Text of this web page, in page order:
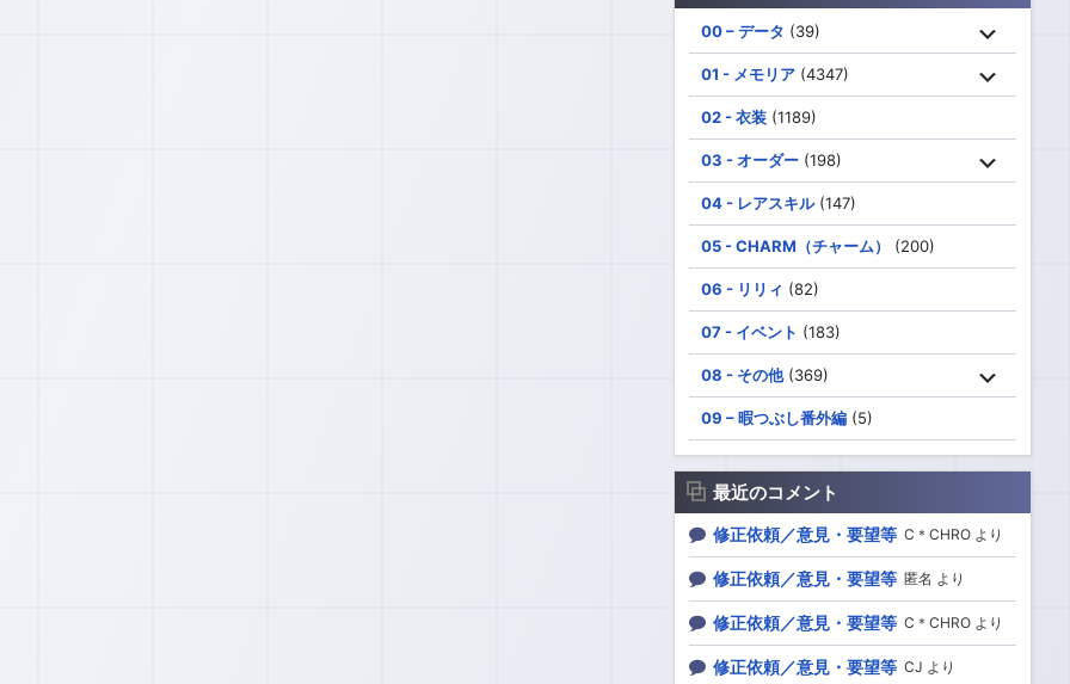
00 – データ (39)
01 - メモリア (4347)
02 - 衣装 (1189)
03 - オーダー (198)
04 - レアスキル(147)
05 - CHARM（チャーム） (200)
06 - リリィ (82)
07 - イベント (183)
08 - その他(369)
09 – 暇つぶし番外編 (5)
最近のコメント
修正依頼／意見・要望等 C＊CHRO より
修正依頼／意見・要望等 匿名 より
修正依頼／意見・要望等 C＊CHRO より
修正依頼／意見・要望等 CJ より